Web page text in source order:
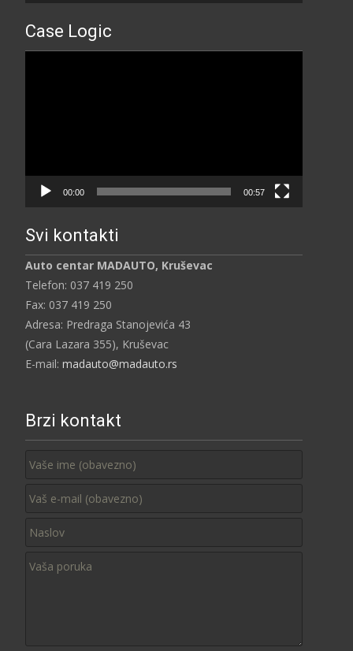
Case Logic
00:00 00:57
Svi kontakti
Auto centar MADAUTO, Kruševac
Telefon: 037 419 250
Fax: 037 419 250
Adresa: Predraga Stanojevića 43
(Cara Lazara 355), Kruševac
E-mail: madauto@madauto.rs
Brzi kontakt